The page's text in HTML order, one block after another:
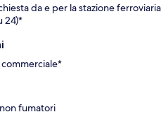
da e per la stazione ferroviaria
24)*
fumatori